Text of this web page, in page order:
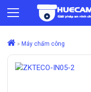
» Máy chấm công